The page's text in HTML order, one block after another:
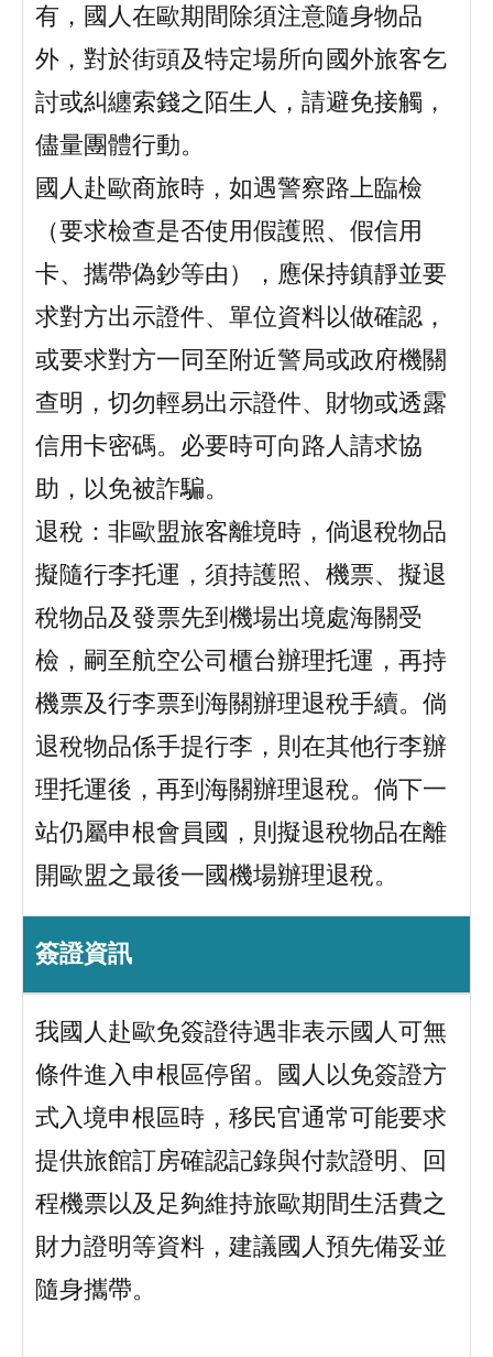
有，國人在歐期間除須注意隨身物品
外，對於街頭及特定場所向國外旅客乞
討或糾纏索錢之陌生人，請避免接觸，
儘量團體行動。
國人赴歐商旅時，如遇警察路上臨檢
（要求檢查是否使用假護照、假信用
卡、攜帶偽鈔等由），應保持鎮靜並要
求對方出示證件、單位資料以做確認，
或要求對方一同至附近警局或政府機關
查明，切勿輕易出示證件、財物或透露
信用卡密碼。必要時可向路人請求協
助，以免被詐騙。
退稅：非歐盟旅客離境時，倘退稅物品
擬隨行李托運，須持護照、機票、擬退
稅物品及發票先到機場出境處海關受
檢，嗣至航空公司櫃台辦理托運，再持
機票及行李票到海關辦理退稅手續。倘
退稅物品係手提行李，則在其他行李辦
理托運後，再到海關辦理退稅。倘下一
站仍屬申根會員國，則擬退稅物品在離
開歐盟之最後一國機場辦理退稅。
簽證資訊
我國人赴歐免簽證待遇非表示國人可無
條件進入申根區停留。國人以免簽證方
式入境申根區時，移民官通常可能要求
提供旅館訂房確認記錄與付款證明、回
程機票以及足夠維持旅歐期間生活費之
財力證明等資料，建議國人預先備妥並
隨身攜帶。